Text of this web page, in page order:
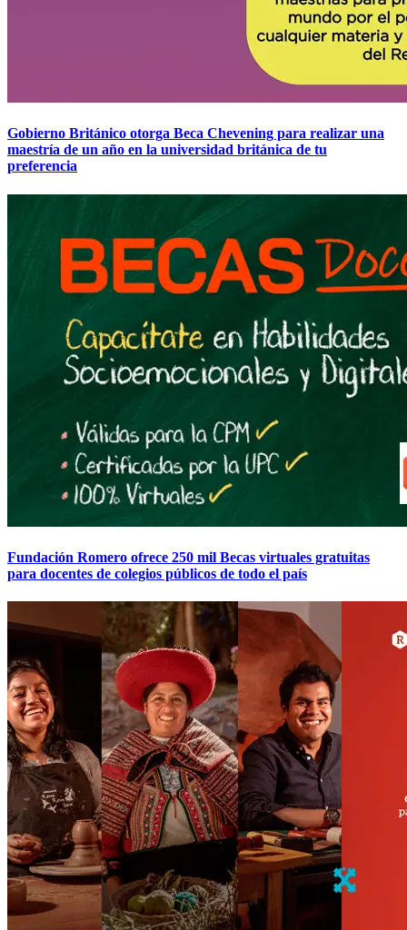
Gobierno Británico otorga Beca Chevening para realizar una
maestría de un año en la universidad británica de tu
preferencia
Fundación Romero ofrece 250 mil Becas virtuales gratuitas
para docentes de colegios públicos de todo el país